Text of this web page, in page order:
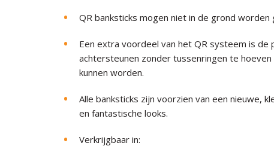
QR banksticks mogen niet in de grond
Een extra voordeel van het QR systeem is
achtersteunen zonder tussenringen te
kunnen worden.
Alle banksticks zijn voorzien van een nieuwe,
en fantastische looks.
Verkrijgbaar in: